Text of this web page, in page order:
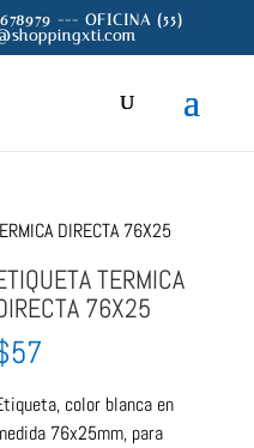
--- OFICINA (55)
DIRECTA 76X25
TERMICA
76X25
57
color blanca en
76x25mm, para